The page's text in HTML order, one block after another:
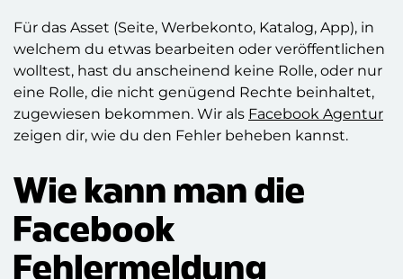
Für das Asset (Seite, Werbekonto, Katalog, App), in
welchem du etwas bearbeiten oder veröffentlichen
wolltest, hast du anscheinend keine Rolle, oder nur
eine Rolle, die nicht genügend Rechte beinhaltet,
zugewiesen bekommen. Wir als Facebook Agentur
zeigen dir, wie du den Fehler beheben kannst.
Wie kann man die
Facebook
Fehlermeldung